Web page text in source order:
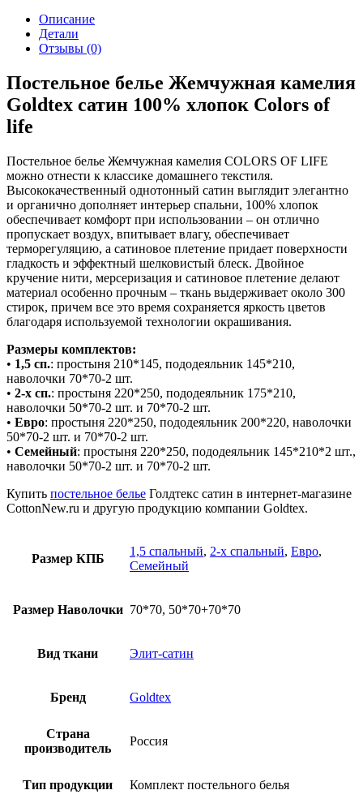
Описание
Детали
Отзывы (0)
Постельное белье Жемчужная камелия
Goldtex сатин 100% хлопок Colors of
life
Постельное белье Жемчужная камелия COLORS OF LIFE
можно отнести к классике домашнего текстиля.
Высококачественный однотонный сатин выглядит элегантно
и органично дополняет интерьер спальни, 100% хлопок
обеспечивает комфорт при использовании – он отлично
пропускает воздух, впитывает влагу, обеспечивает
терморегуляцию, а сатиновое плетение придает поверхности
гладкость и эффектный шелковистый блеск. Двойное
кручение нити, мерсеризация и сатиновое плетение делают
материал особенно прочным – ткань выдерживает около 300
стирок, причем все это время сохраняется яркость цветов
благодаря используемой технологии окрашивания.
Размеры комплектов:
• 1,5 сп.: простыня 210*145, пододеяльник 145*210,
наволочки 70*70-2 шт.
• 2-х сп.: простыня 220*250, пододеяльник 175*210,
наволочки 50*70-2 шт. и 70*70-2 шт.
• Евро: простыня 220*250, пододеяльник 200*220, наволочки
50*70-2 шт. и 70*70-2 шт.
• Семейный: простыня 220*250, пододеяльник 145*210*2 шт.,
наволочки 50*70-2 шт. и 70*70-2 шт.
Купить постельное белье Голдтекс сатин в интернет-магазине
CottonNew.ru и другую продукцию компании Goldtex.
Размер КПБ
1,5 спальный, 2-х спальный, Евро,
Семейный
Размер Наволочки 70*70, 50*70+70*70
Вид ткани Элит-сатин
Бренд Goldtex
Страна
производитель
Россия
Тип продукции Комплект постельного белья